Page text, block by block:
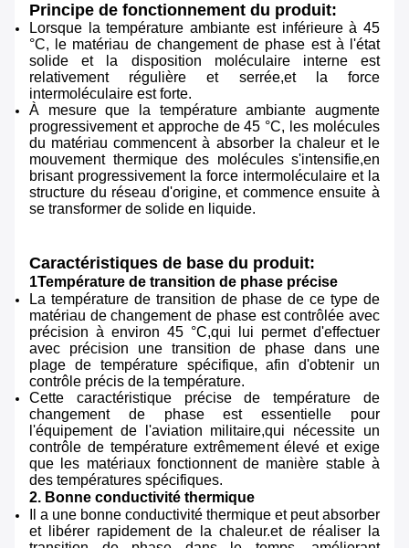
Principe de fonctionnement du produit:
Lorsque la température ambiante est inférieure à 45
°C, le matériau de changement de phase est à l'état
solide et la disposition moléculaire interne est
relativement régulière et serrée,et la force
intermoléculaire est forte.
À mesure que la température ambiante augmente
progressivement et approche de 45 °C, les molécules
du matériau commencent à absorber la chaleur et le
mouvement thermique des molécules s'intensifie,en
brisant progressivement la force intermoléculaire et la
structure du réseau d'origine, et commence ensuite à
se transformer de solide en liquide.
Caractéristiques de base du produit:
1Température de transition de phase précise
La température de transition de phase de ce type de
matériau de changement de phase est contrôlée avec
précision à environ 45 °C,qui lui permet d'effectuer
avec précision une transition de phase dans une
plage de température spécifique, afin d'obtenir un
contrôle précis de la température.
Cette caractéristique précise de température de
changement de phase est essentielle pour
l'équipement de l'aviation militaire,qui nécessite un
contrôle de température extrêmement élevé et exige
que les matériaux fonctionnent de manière stable à
des températures spécifiques.
2. Bonne conductivité thermique
Il a une bonne conductivité thermique et peut absorber
et libérer rapidement de la chaleur.et de réaliser la